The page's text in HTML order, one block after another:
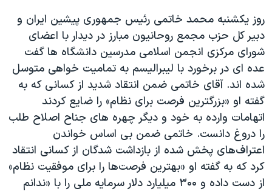
روز يکشنبه محمد خاتمی رئيس جمهوری پيشين ايران و
دبير کل حزب مجمع روحانيون مبارز در ديدار با اعضای
شورای مرکزی انجمن اسلامی مدرسين دانشگاه ها گفت
عده ای در برخورد با ليبراليسم به تماميت خواهی متوسل
شده اند. آقای خاتمی ضمن انتقاد شديد از كسانى كه به
گفته او «بزرگترين فرصت براى نظام» را ضايع كردند
اتهامات وارده به خود و ديگر چهره های جناح اصلاح طلب
را دروغ دانست. خاتمی ضمن بى اساس خواندن
اعتراف‌هاى پخش شده از بازداشت شدگان از کسانی انتقاد
کرد که به گفته او «بهترين فرصت‌ها را براى موفقيت نظام»
از دست داده و ۳۰۰ ميليارد دلار سرمايه ملى را با «ندانم